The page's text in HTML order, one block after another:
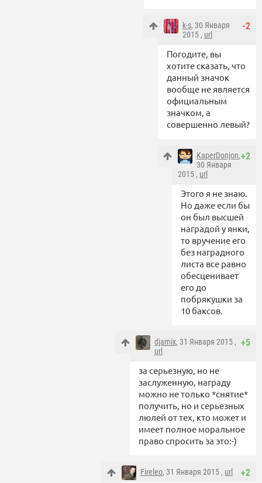
-2
k-s, 30 Января
2015 , url
Погодите, вы
хотите сказать, что
данный значок
вообще не является
официальным
значком, а
совершенно левый?
+2
KaperDonjon,
30 Января
2015 , url
Этого я не знаю.
Но даже если бы
он был высшей
наградой у янки,
то вручение его
без наградного
листа все равно
обесценивает
его до
побрякушки за
10 баксов.
+5
djamix, 31 Января 2015 ,
url
за серьезную, но не
заслуженную, награду
можно не только *снятие*
получить, но и серьезных
люлей от тех, кто может и
имеет полное моральное
право спросить за это:-)
+2
Fireleo, 31 Января 2015 , url